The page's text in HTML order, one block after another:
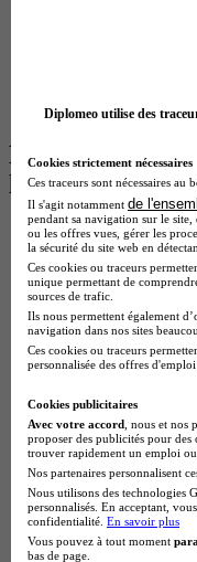
BTS
BTS
BTS Ndrc à Lyon
Les intitulés de
les plus
BTS Esf en
BTS Dietetique en
BTS Mco en
BTS Pi en
BTS Sp3s en
Master CCA en
BTS Ndrc en
BTS Sam en
BTS Sio en
MSc Marketing
BTS Gpme en
Cap Electricien en
BTS Gpn en
BTS Domotique en
BAC Pro Agora en
BTS Sta en
Diplomeo utilise des
Cookies strictement nécessaires
Ces traceurs sont nécessaires
Il s'agit notamment de
pendant sa navigation sur le site,
ou les offres vues, gérer les
la sécurité du site web en
Ces cookies ou traceurs
unique permettant de
sources de trafic.
Ils nous permettent également
navigation dans nos sites
Ces cookies ou traceurs
personnalisée des offres
Cookies publicitaires
Avec votre accord , nous et
proposer des publicités pour
trouver rapidement un emploi
Nos partenaires personnalisent
Nous utilisons des technologies
personnalisés. En acceptant,
confidentialité. En savoir plus
Vous pouvez à tout moment
bas de page.